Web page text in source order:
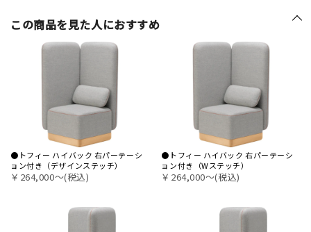
この商品を見た人におすすめ
●トフィー ハイバック 右パーテーシ
ョン付き（デザインステッチ）
￥264,000〜(税込)
●トフィー ハイバック 右パーテーシ
ョン付き（Wステッチ）
￥264,000〜(税込)